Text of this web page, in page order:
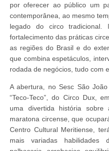
por oferecer ao público um
contemporânea, ao mesmo
legado do circo
fortalecimento das práticas
as regiões do Brasil e do
que combina espetáculos,
rodada de negócios, tudo com
A abertura, no Sesc São
“Teco-Teco”, do Circo Dux,
uma divertida história
maratona circense, que
Centro Cultural Meritiense,
mais variadas